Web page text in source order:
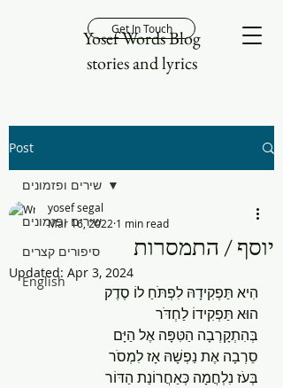
Yosef Words Blog
stories and lyrics
Get In Touch
Post
שירים ופזמונים
סיפורים קצרים
English
שירים ופזמונים
יוסף / התמסרות
yosef segal
Mar 16, 2022 1 min read
Updated: Apr 3, 2024
הִיא תַּפְקִידָהּ לִפְתֹּחַ לוֹ סֶדֶק
הוּא תַּפְקִידוֹ לַחְדֹּר
בְּהִתְקָרְבָה הַטִּפָּה אֶל הַיָּם
סֵרְבָה אֶת נַפְשָׁהּ אָז לִמְסֹר
בְּעֹז נִלְחֲמָה כְּאַחֲרוֹנַת הַדּוֹר